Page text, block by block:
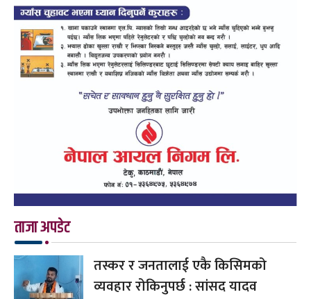
ताजा अपडेट
तस्कर र जनतालाई एकै किसिमको
व्यवहार रोकिनुपर्छ : सांसद यादव